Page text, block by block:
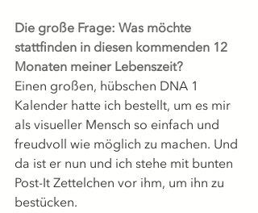
Die große Frage: Was möchte
stattfinden in diesen kommenden 12
Monaten meiner Lebenszeit?
Einen großen, hübschen DNA 1
Kalender hatte ich bestellt, um es mir
als visueller Mensch so einfach und
freudvoll wie möglich zu machen. Und
da ist er nun und ich stehe mit bunten
Post-It Zettelchen vor ihm, um ihn zu
bestücken.